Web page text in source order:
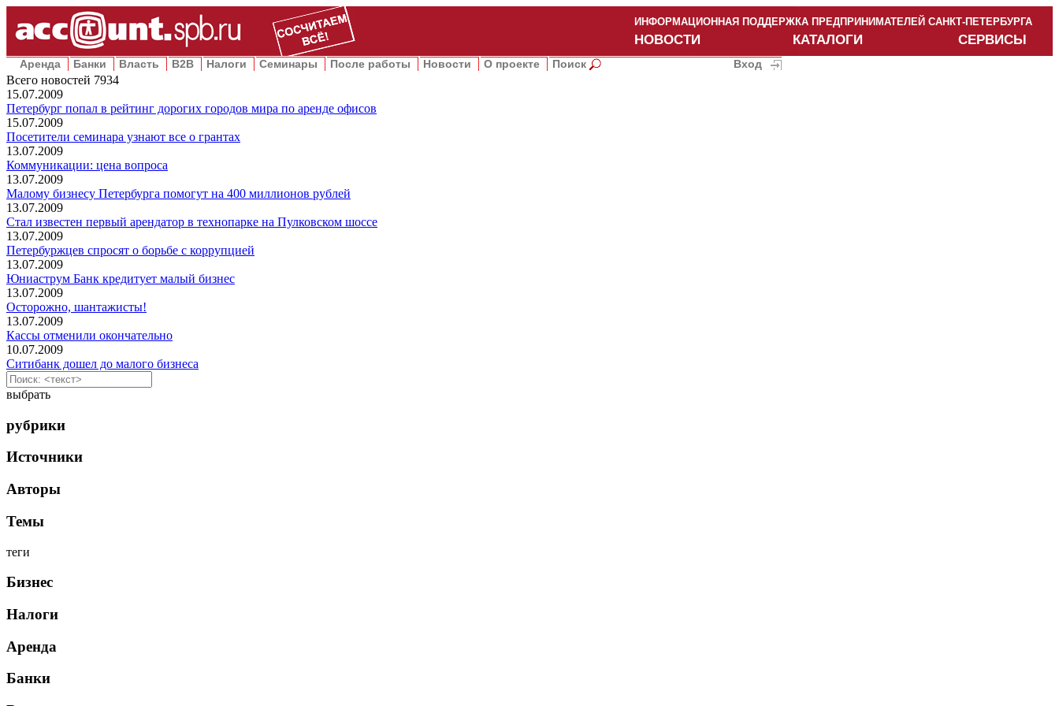
ИНФОРМАЦИОННАЯ ПОДДЕРЖКА ПРЕДПРИНИМАТЕЛЕЙ САНКТ-ПЕТЕРБУРГА
НОВОСТИ КАТАЛОГИ СЕРВИСЫ
Аренда Банки Власть B2B Налоги Семинары После работы Новости О проекте Поиск Вход
Всего новостей 7934
15.07.2009
Петербург попал в рейтинг дорогих городов мира по аренде офисов
15.07.2009
Посетители семинара узнают все о грантах
13.07.2009
Коммуникации: цена вопроса
13.07.2009
Малому бизнесу Петербурга помогут на 400 миллионов рублей
13.07.2009
Стал известен первый арендатор в технопарке на Пулковском шоссе
13.07.2009
Петербуржцев спросят о борьбе с коррупцией
13.07.2009
Юниаструм Банк кредитует малый бизнес
13.07.2009
Осторожно, шантажисты!
13.07.2009
Кассы отменили окончательно
10.07.2009
Ситибанк дошел до малого бизнеса
выбрать
рубрики
Источники
Авторы
Темы
теги
Бизнес
Налоги
Аренда
Банки